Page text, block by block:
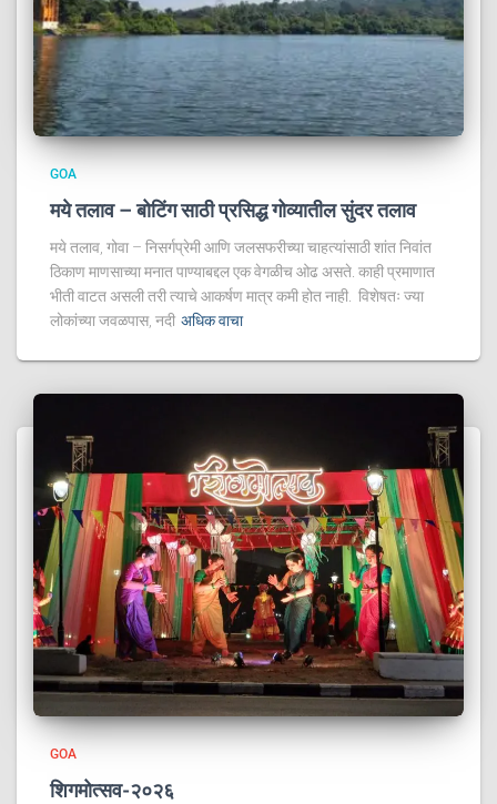
GOA
मये तलाव – बोटिंग साठी प्रसिद्ध गोव्यातील सुंदर तलाव
मये तलाव, गोवा – निसर्गप्रेमी आणि जलसफरीच्या चाहत्यांसाठी शांत निवांत
ठिकाण माणसाच्या मनात पाण्याबद्दल एक वेगळीच ओढ असते. काही प्रमाणात
भीती वाटत असली तरी त्याचे आकर्षण मात्र कमी होत नाही. विशेषतः ज्या
लोकांच्या जवळपास, नदी अधिक वाचा
GOA
शिगमोत्सव-२०२६